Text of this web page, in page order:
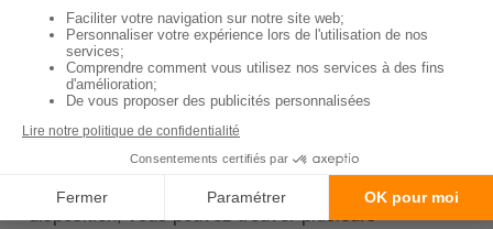
Les contrats des banques sont souvent moins
compétitifs que ceux des assureurs indépendants,
surtout lorsque vous avez un profil à risque.
Il est alors important decomparer plusieurs contrats
pour tenter de trouver un assureur qui accepte de
vous couvrir. Sur l'outil que nous mettons à votre
disposition, vous pouvez trouver plusieurs